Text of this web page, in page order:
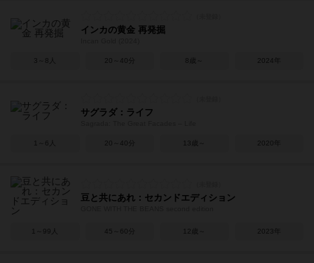
インカの黄金 再発掘
3～8人 20～40分 8歳～ 2024年
サグラダ：ライフ
1～6人 20～40分 13歳～ 2020年
豆と共にあれ：セカンドエディション
1～99人 45～60分 12歳～ 2023年